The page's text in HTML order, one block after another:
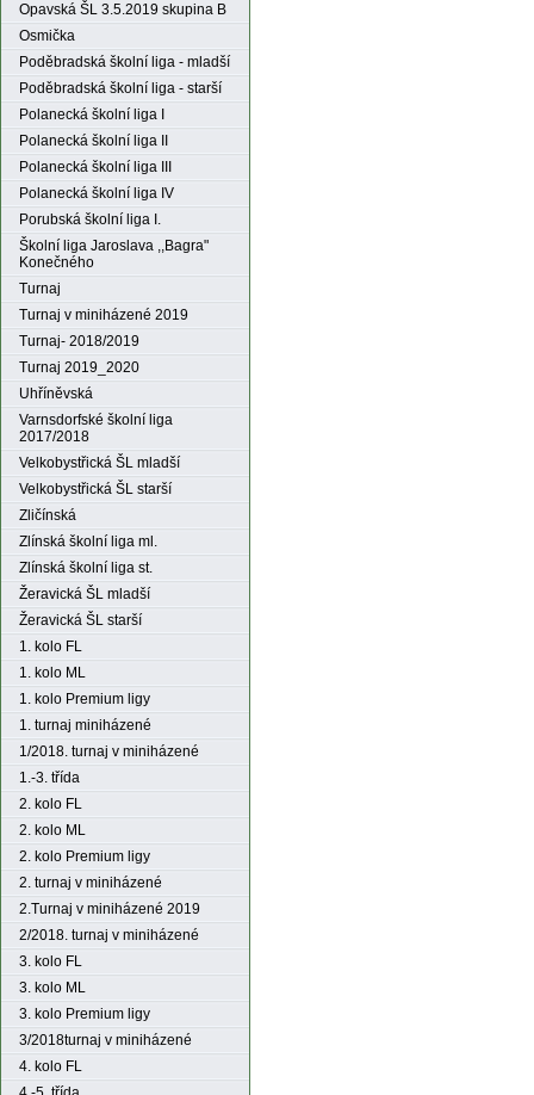
Opavská ŠL 3.5.2019 skupina B
Osmička
Poděbradská školní liga - mladší
Poděbradská školní liga - starší
Polanecká školní liga I
Polanecká školní liga II
Polanecká školní liga III
Polanecká školní liga IV
Porubská školní liga I.
Školní liga Jaroslava ,,Bagra"
Konečného
Turnaj
Turnaj v miniházené 2019
Turnaj- 2018/2019
Turnaj 2019_2020
Uhříněvská
Varnsdorfské školní liga
2017/2018
Velkobystřická ŠL mladší
Velkobystřická ŠL starší
Zličínská
Zlínská školní liga ml.
Zlínská školní liga st.
Žeravická ŠL mladší
Žeravická ŠL starší
1. kolo FL
1. kolo ML
1. kolo Premium ligy
1. turnaj miniházené
1/2018. turnaj v miniházené
1.-3. třída
2. kolo FL
2. kolo ML
2. kolo Premium ligy
2. turnaj v miniházené
2.Turnaj v miniházené 2019
2/2018. turnaj v miniházené
3. kolo FL
3. kolo ML
3. kolo Premium ligy
3/2018turnaj v miniházené
4. kolo FL